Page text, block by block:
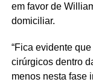
em favor de
domiciliar.
“Fica evidente
cirúrgicos dentro
menos nesta fase